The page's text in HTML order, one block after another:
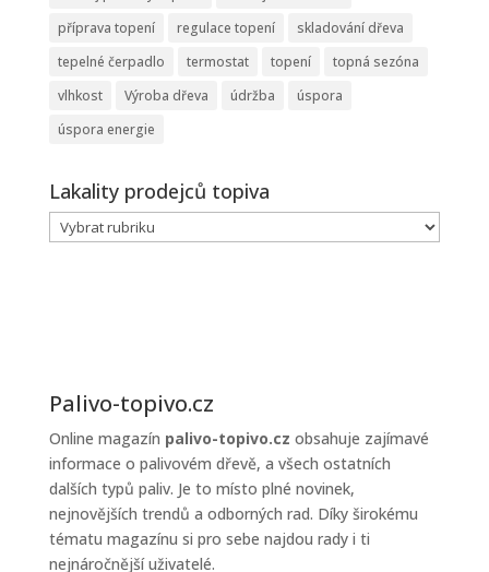
příprava topení
regulace topení
skladování dřeva
tepelné čerpadlo
termostat topení
topná sezóna
vlhkost
Výroba dřeva údržba
úspora
úspora energie
Lakality prodejců topiva
Lakality
prodejců
Palivo-topivo.cz
Online magazín palivo-topivo.cz obsahuje zajímavé
informace o palivovém dřevě, a všech ostatních
dalších typů paliv. Je to místo plné novinek,
nejnovějších trendů a odborných rad. Díky širokému
tématu magazínu si pro sebe najdou rady i ti
nejnáročnější uživatelé.